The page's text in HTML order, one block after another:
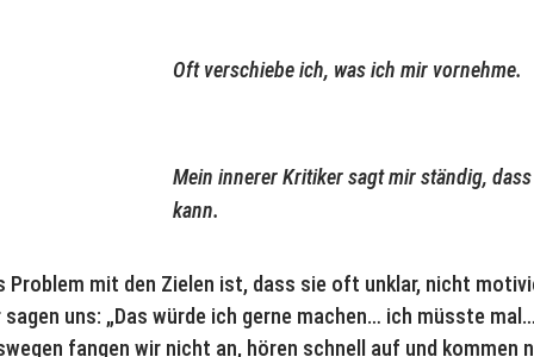
Oft verschiebe ich, was ich mir vornehme.
Mein innerer Kritiker sagt mir ständig,
kann.
Problem mit den Zielen ist, dass sie oft unklar, nicht
sagen uns: „Das würde ich gerne machen… ich müsste
fangen wir nicht an, hören schnell auf und kommen